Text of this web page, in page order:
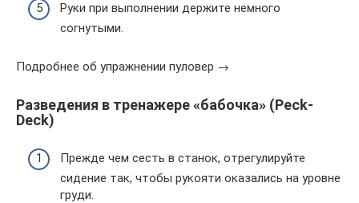
Руки при выполнении держите немного
согнутыми.
Подробнее об упражнении пуловер →
Разведения в тренажере «бабочка» (Peck-
Deck)
Прежде чем сесть в станок, отрегулируйте
сидение так, чтобы рукояти оказались на уровне
груди.